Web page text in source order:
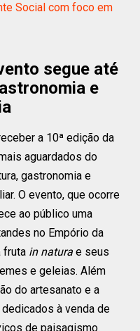
Social com foco em
segue até
e
a 10ª edição da
aguardados do
gastronomia e
O evento, que ocorre
ao público uma
no Empório da
fruta in natura e seus
e geleias. Além
do artesanato e a
à venda de
de paisagismo.